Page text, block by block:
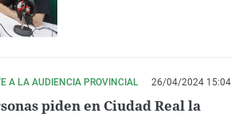
A LA AUDIENCIA PROVINCIAL 26/04/2024 15:04
piden en Ciudad Real la